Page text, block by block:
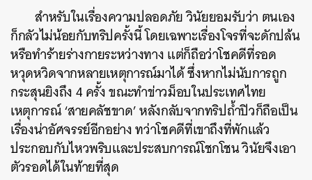
สำหรับในเรื่องความปลอดภัย วินัยยอมรับว่า ตนเอง
ก็กลัวไม่น้อยกับทริปครั้งนี้ โดยเฉพาะเรื่องโจรที่จะดักปล้น
หรือทำร้ายร่างกายระหว่างทาง แต่ก็ถือว่าโชคดีที่รอด
หวุดหวิดจากหลายเหตุการณ์มาได้ ซึ่งหากไม่นับการถูก
กระสุนยิงถึง 4 ครั้ง ขณะทำข่าวม็อบในประเทศไทย
เหตุการณ์ ‘สายคลัชขาด’ หลังกลับจากทริปถ้ำปิวก็ถือเป็น
เรื่องน่าอัศจรรย์อีกอย่าง ทว่าโชคดีที่เขาถึงที่พักแล้ว
ประกอบกับไหวพริบและประสบการณ์โชกโชน วินัยจึงเอา
ตัวรอดได้ในท้ายที่สุด